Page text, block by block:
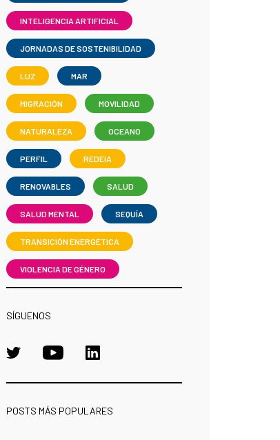
INTELIGENCIA ARTIFICIAL
JORNADAS DE SOSTENIBILIDAD
LUZ MAR
MIGRACIÓN MOVILIDAD
NATURALEZA OCEANO
PERFIL REDEIA
RENOVABLES SALUD
SALUD MENTAL SEQUÍA
TRANSICIÓN ENERGÉTICA
VIOLENCIA DE GÉNERO
SÍGUENOS
POSTS MÁS POPULARES